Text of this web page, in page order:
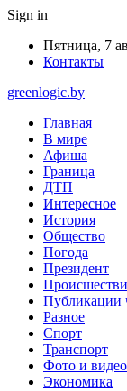
Sign in
Пятница, 7
Контакты
greenlogic.by
Главная
В мире
Афиша
Граница
ДТП
Интересное
История
Общество
Погода
Президент
Публикации
Разное
Спорт
Транспорт
Фото и видео
Экономика